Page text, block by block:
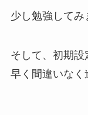
少し勉強してみ
そして、初期設
早く間違いなく